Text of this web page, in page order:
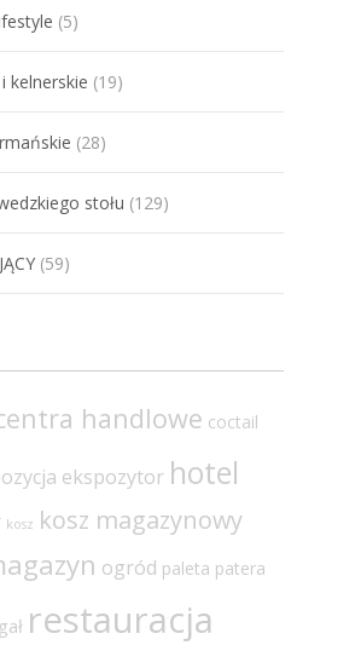
(5)
kelnerskie (19)
(28)
stołu (129)
(59)
handlowe coctail
ekspozytor hotel
kosz kosz magazynowy
ogród paleta patera
restauracja